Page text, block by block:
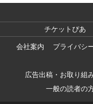
チケットぴあ
会社案内
プライバシ
広告出稿・お取り組
一般の読者の